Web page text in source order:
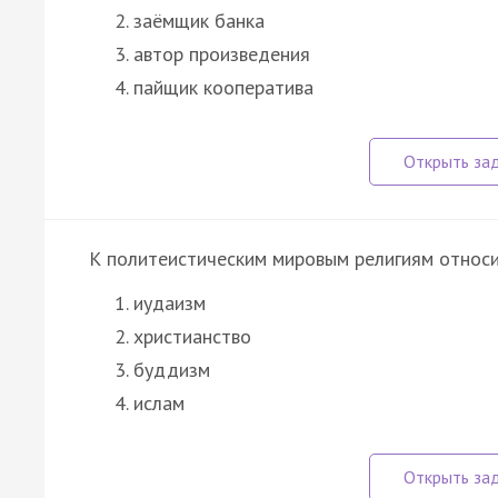
заёмщик банка
автор произведения
пайщик кооператива
К политеистическим мировым религиям
иудаизм
христианство
буддизм
ислам